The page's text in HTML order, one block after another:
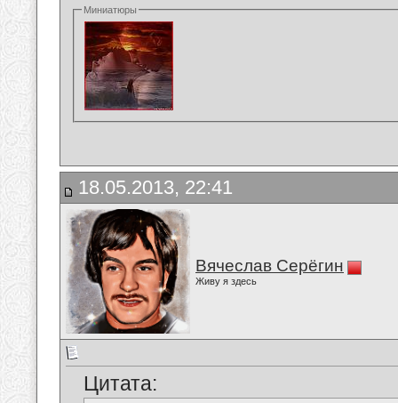
Миниатюры
18.05.2013, 22:41
Вячеслав Серёгин
Живу я здесь
Цитата: